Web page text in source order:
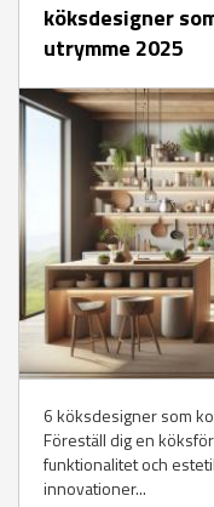
köksdesigner
utrymme 2025
6 köksdesigner som
Föreställ dig en
funktionalitet och
innovationer...